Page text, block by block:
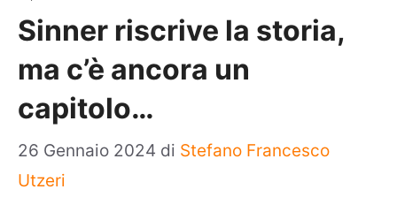
Sinner riscrive la storia,
ma c’è ancora un
capitolo…
26 Gennaio 2024 di Stefano Francesco
Utzeri